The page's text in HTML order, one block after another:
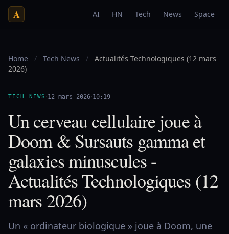
A AI HN Tech News Space
Home / Tech News /
Actualités Technologiques (12 mars
2026)
TECH NEWS ·12 mars 2026·10:19
Un cerveau cellulaire joue à
Doom & Sursauts gamma et
galaxies minuscules -
Actualités Technologiques (12
mars 2026)
Un « ordinateur biologique » joue à Doom, une